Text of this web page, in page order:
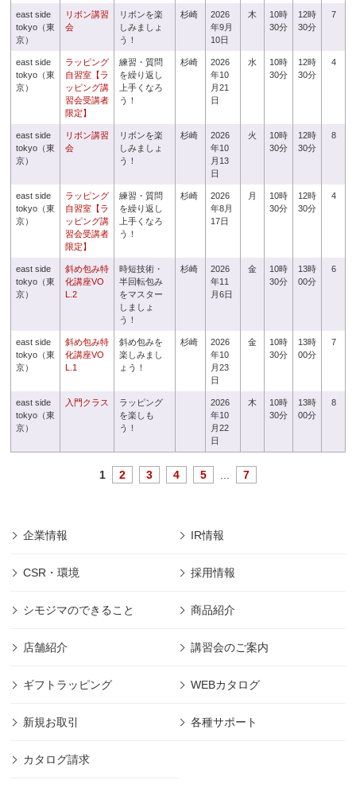
east side
tokyo（東
京）
リボン講習
会
リボンを楽
しみましょ
う！
杉崎
2026
年9月
10日
木
10時
30分
12時
30分
7
east side
tokyo（東
京）
ラッピング
自習室【ラ
ッピング講
習会受講者
限定】
練習・質問
を繰り返し
上手くなろ
う！
杉崎
2026
年10
月21
日
水
10時
30分
12時
30分
4
east side
tokyo（東
京）
リボン講習
会
リボンを楽
しみましょ
う！
杉崎
2026
年10
月13
日
火
10時
30分
12時
30分
8
east side
tokyo（東
京）
ラッピング
自習室【ラ
ッピング講
習会受講者
限定】
練習・質問
を繰り返し
上手くなろ
う！
杉崎
2026
年8月
17日
月
10時
30分
12時
30分
4
east side
tokyo（東
京）
斜め包み特
化講座VO
L.2
時短技術・
半回転包み
をマスター
しましょ
う！
杉崎
2026
年11
月6日
金
10時
30分
13時
00分
6
east side
tokyo（東
京）
斜め包み特
化講座VO
L.1
斜め包みを
楽しみまし
ょう！
杉崎
2026
年10
月23
日
金
10時
30分
13時
00分
7
east side
tokyo（東
京）
入門クラス
ラッピング
を楽しも
う！
2026
年10
月22
日
木
10時
30分
13時
00分
8
1 2 3 4 5 7
企業情報 IR情報
CSR・環境 採用情報
シモジマのできること 商品紹介
店舗紹介 講習会のご案内
ギフトラッピング WEBカタログ
新規お取引 各種サポート
カタログ請求